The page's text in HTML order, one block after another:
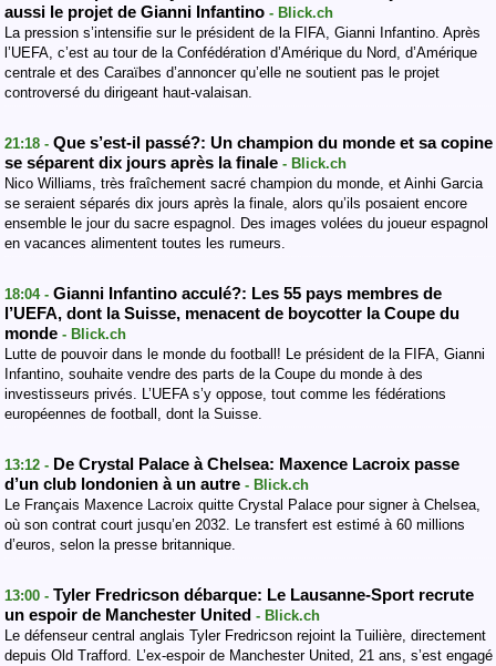
aussi le projet de Gianni Infantino - Blick.ch
La pression s’intensifie sur le président de la FIFA, Gianni Infantino. Après
l’UEFA, c’est au tour de la Confédération d’Amérique du Nord, d’Amérique
centrale et des Caraïbes d’annoncer qu’elle ne soutient pas le projet
controversé du dirigeant haut-valaisan.
21:18 - Que s’est-il passé?: Un champion du monde et sa copine
se séparent dix jours après la finale - Blick.ch
Nico Williams, très fraîchement sacré champion du monde, et Ainhi Garcia
se seraient séparés dix jours après la finale, alors qu’ils posaient encore
ensemble le jour du sacre espagnol. Des images volées du joueur espagnol
en vacances alimentent toutes les rumeurs.
18:04 - Gianni Infantino acculé?: Les 55 pays membres de
l’UEFA, dont la Suisse, menacent de boycotter la Coupe du
monde - Blick.ch
Lutte de pouvoir dans le monde du football! Le président de la FIFA, Gianni
Infantino, souhaite vendre des parts de la Coupe du monde à des
investisseurs privés. L’UEFA s’y oppose, tout comme les fédérations
européennes de football, dont la Suisse.
13:12 - De Crystal Palace à Chelsea: Maxence Lacroix passe
d’un club londonien à un autre - Blick.ch
Le Français Maxence Lacroix quitte Crystal Palace pour signer à Chelsea,
où son contrat court jusqu’en 2032. Le transfert est estimé à 60 millions
d’euros, selon la presse britannique.
13:00 - Tyler Fredricson débarque: Le Lausanne-Sport recrute
un espoir de Manchester United - Blick.ch
Le défenseur central anglais Tyler Fredricson rejoint la Tuilière, directement
depuis Old Trafford. L’ex-espoir de Manchester United, 21 ans, s’est engagé